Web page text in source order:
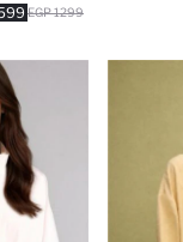
EGP 1299 EGP